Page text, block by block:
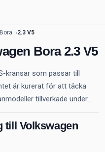
Bora 2.3 V5
Bora 2.3 V5
kransar som passar till
är kurerat för att täcka
tillverkade under...
till Volkswagen